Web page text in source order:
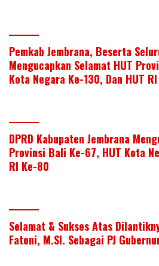
Pemkab Jembrana, Beserta
Mengucapkan Selamat HUT
Kota Negara Ke-130, Dan HUT
DPRD Kabupaten Jembrana
Provinsi Bali Ke-67, HUT Kota
RI Ke-80
Selamat & Sukses Atas
Fatoni, M.SI. Sebagai PJ